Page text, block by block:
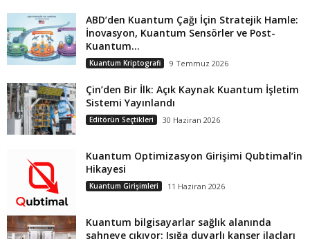
ABD’den Kuantum Çağı İçin Stratejik Hamle:
İnovasyon, Kuantum Sensörler ve Post-
Kuantum...
Kuantum Kriptografi 9 Temmuz 2026
Çin’den Bir İlk: Açık Kaynak Kuantum İşletim
Sistemi Yayınlandı
Editörün Seçtikleri 30 Haziran 2026
Kuantum Optimizasyon Girişimi Qubtimal’in
Hikayesi
Kuantum Girişimleri 11 Haziran 2026
Kuantum bilgisayarlar sağlık alanında
sahneye çıkıyor: Işığa duyarlı kanser ilaçları